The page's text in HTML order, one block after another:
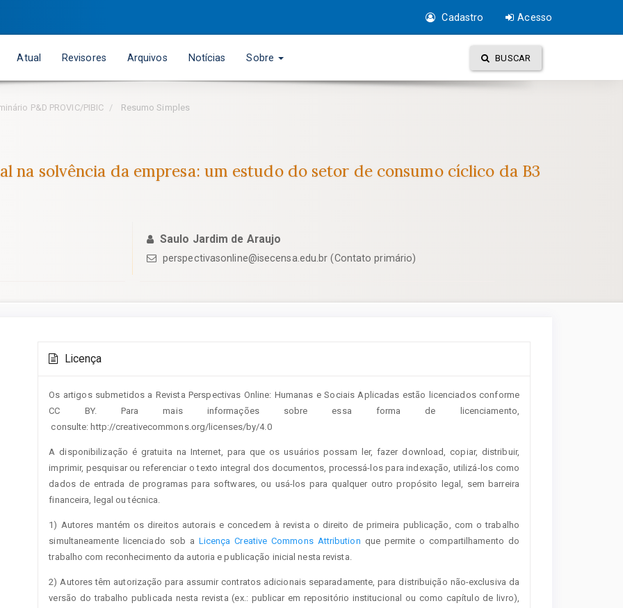
Cadastro Acesso
Atual Revisores Arquivos Notícias Sobre BUSCAR
P&D PROVIC/PIBIC Resumo Simples
na solvência da empresa: um estudo do setor de consumo cíclico da B3
Saulo Jardim de Araujo
perspectivasonline@isecensa.edu.br (Contato primário)
do
principal
Detalhes
do
Licença
Os artigos submetidos a Revista Perspectivas Online: Humanas e Sociais Aplicadas estão licenciados conforme
CC BY. Para mais informações sobre essa forma de licenciamento,
consulte: http://creativecommons.org/licenses/by/4.0
A disponibilização é gratuita na Internet, para que os usuários possam ler, fazer download, copiar, distribuir,
imprimir, pesquisar ou referenciar o texto integral dos documentos, processá-los para indexação, utilizá-los como
dados de entrada de programas para softwares, ou usá-los para qualquer outro propósito legal, sem barreira
financeira, legal ou técnica.
1) Autores mantém os direitos autorais e concedem à revista o direito de primeira publicação, com o trabalho
simultaneamente licenciado sob a Licença Creative Commons Attribution que permite o compartilhamento do
trabalho com reconhecimento da autoria e publicação inicial nesta revista.
2) Autores têm autorização para assumir contratos adicionais separadamente, para distribuição não-exclusiva da
versão do trabalho publicada nesta revista (ex.: publicar em repositório institucional ou como capítulo de livro),